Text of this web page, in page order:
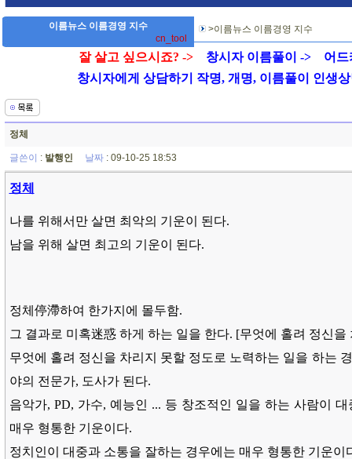
이름뉴스 이름경영 지수
cn_tool
>이름뉴스 이름경영 지수
잘 살고 싶으시죠? -> 창시자 이름풀이 ->
어드
창시자에게 상담하기 작명, 개명, 이름풀이 인생상
정체
글쓴이 : 발행인 날짜: 09-10-25 18:53
정체
나를 위해서만 살면 최악의 기운이 된다.
남을 위해 살면 최고의 기운이 된다.
정체停滯하여 한가지에 몰두함.
그 결과로 미혹迷惑 하게 하는 일을 한다. [무엇에 홀려 정신을
무엇에 홀려 정신을 차리지 못할 정도로 노력하는 일을 하는
야의 전문가, 도사가 된다.
음악가, PD, 가수, 예능인 ... 등 창조적인 일을 하는 사람이
매우 형통한 기운이다.
정치인이 대중과 소통을 잘하는 경우에는 매우 형통한 기운이